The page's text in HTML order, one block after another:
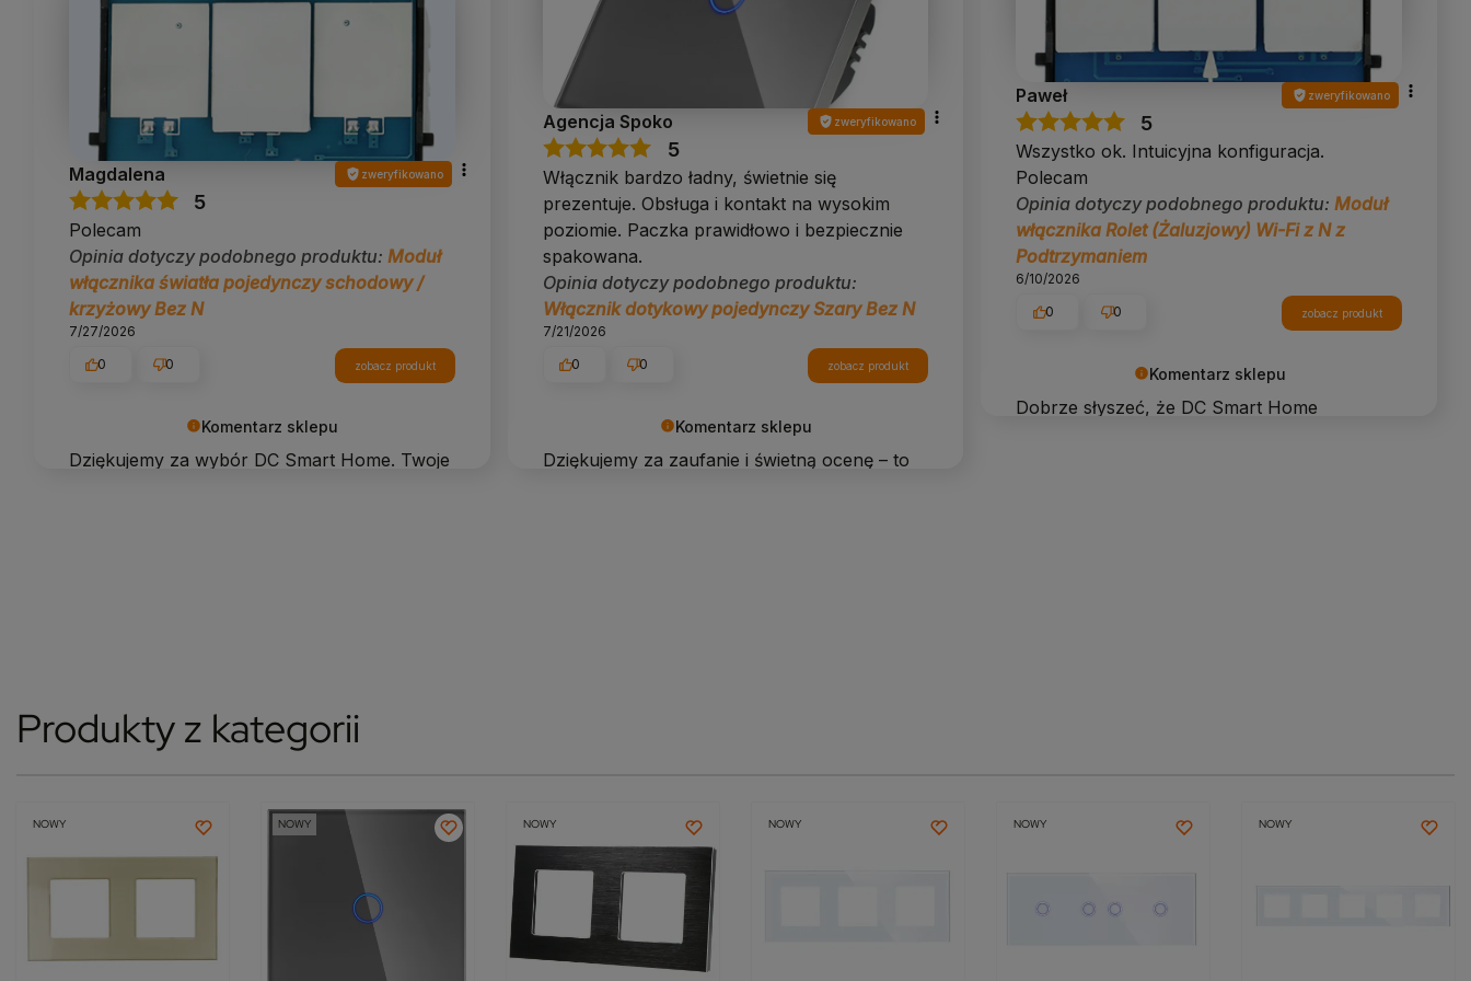
Komentarz sklepu
Dobrze słyszeć, że DC Smart Home
Paweł zweryfikowano
5
Wszystko ok. Intuicyjna konfiguracja.
Polecam
Opinia dotyczy podobnego produktu:Moduł
włącznika Rolet (Żaluzjowy) Wi-Fi z N z
Podtrzymaniem
6/10/2026
0 0 zobacz produkt
Komentarz sklepu
Dziękujemy za zaufanie i świetną ocenę – to
Agencja Spoko zweryfikowano
5
Włącznik bardzo ładny, świetnie się
prezentuje. Obsługa i kontakt na wysokim
poziomie. Paczka prawidłowo i bezpiecznie
spakowana.
Opinia dotyczy podobnego produktu:
Włącznik dotykowy pojedynczy Szary Bez N
7/21/2026
0 0 zobacz produkt
Komentarz sklepu
Dziękujemy za wybór DC Smart Home. Twoje
Magdalena zweryfikowano
5
Polecam
Opinia dotyczy podobnego produktu: Moduł
włącznika światła pojedynczy schodowy /
krzyżowy Bez N
7/27/2026
0 0 zobacz produkt
Produkty z kategorii
NOWY NOWY NOWY NOWY NOWY NOWY